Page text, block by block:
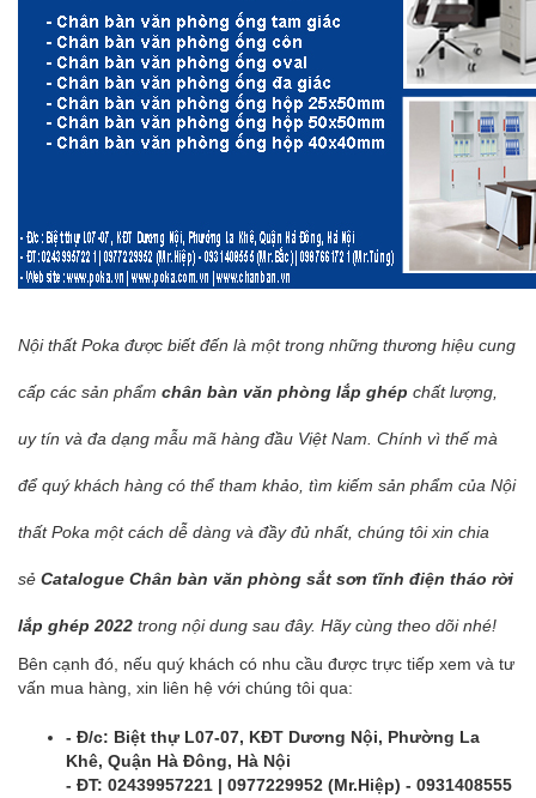
Nội thất Poka được biết đến là một trong những thương hiệu cung
cấp các sản phẩm chân bàn văn phòng lắp ghép chất lượng,
uy tín và đa dạng mẫu mã hàng đầu Việt Nam. Chính vì thế mà
để quý khách hàng có thể tham khảo, tìm kiếm sản phẩm của Nội
thất Poka một cách dễ dàng và đầy đủ nhất, chúng tôi xin chia
sẻ Catalogue Chân bàn văn phòng sắt sơn tĩnh điện tháo rời
lắp ghép 2022 trong nội dung sau đây. Hãy cùng theo dõi nhé!
Bên cạnh đó, nếu quý khách có nhu cầu được trực tiếp xem và tư
vấn mua hàng, xin liên hệ với chúng tôi qua:
- Đ/c: Biệt thự L07-07, KĐT Dương Nội, Phường La
Khê, Quận Hà Đông, Hà Nội
- ĐT: 02439957221 | 0977229952 (Mr.Hiệp) - 0931408555